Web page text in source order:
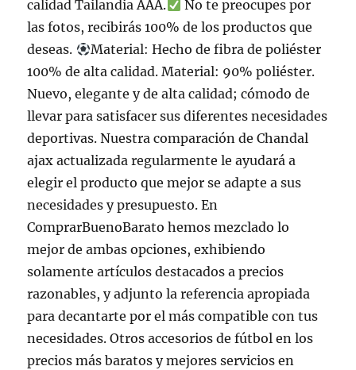
calidad Tailandia AAA.
No te preocupes por
las fotos, recibirás 100% de los productos que
deseas.
Material: Hecho de fibra de poliéster
100% de alta calidad. Material: 90% poliéster.
Nuevo, elegante y de alta calidad; cómodo de
llevar para satisfacer sus diferentes necesidades
deportivas. Nuestra comparación de Chandal
ajax actualizada regularmente le ayudará a
elegir el producto que mejor se adapte a sus
necesidades y presupuesto. En
ComprarBuenoBarato hemos mezclado lo
mejor de ambas opciones, exhibiendo
solamente artículos destacados a precios
razonables, y adjunto la referencia apropiada
para decantarte por el más compatible con tus
necesidades. Otros accesorios de fútbol en los
precios más baratos y mejores servicios en